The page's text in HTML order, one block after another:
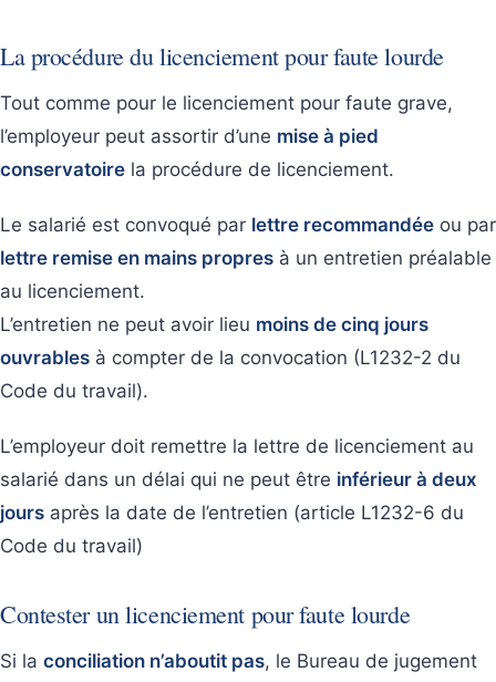
La procédure du licenciement pour faute lourde
Tout comme pour le licenciement pour faute grave,
l’employeur peut assortir d’une mise à pied
conservatoire la procédure de licenciement.
Le salarié est convoqué par lettre recommandée ou par
lettre remise en mains propres à un entretien préalable
au licenciement.
L’entretien ne peut avoir lieu moins de cinq jours
ouvrables à compter de la convocation (L1232-2 du
Code du travail).
L’employeur doit remettre la lettre de licenciement au
salarié dans un délai qui ne peut être inférieur à deux
jours après la date de l’entretien (article L1232-6 du
Code du travail)
Contester un licenciement pour faute lourde
Si la conciliation n’aboutit pas, le Bureau de jugement